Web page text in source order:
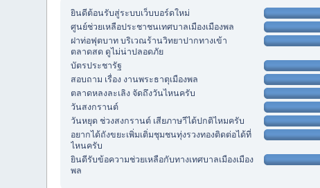
ยินดีต้อนรับสู่ระบบเว็บบอร์ดใหม่
ศูนย์ช่วยเหลือประชาชนเทศบาลเมืองเมืองพล
ฝาท่อฟุตบาท บริเวณร้านวิทยาปากทางเข้า
ตลาดสด ดูไม่น่าปลอดภัย
บัตรประชารัฐ
สอบถาม เรื่อง งานพระธาตุเมืองพล
ตลาดหลงละเลิง จัดถึงวันไหนครับ
วันสงกรานต์
วันหยุด ช่วงสงกรานต์ เสียภาษาีได้ปกติไหมครับ
อยากได้ถังขยะเพิ่มเติ่มชุมชนทุ่งรวงทองติดต่อได้ที่
ไหนครับ
ยินดีรับข้อความช่วยเหลือกับทางเทศบาลเมืองเมือง
พล